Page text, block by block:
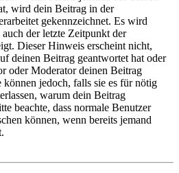
wird dein Beitrag in der
gekennzeichnet. Es wird
der letzte Zeitpunkt der
Dieser Hinweis erscheint nicht,
deinen Beitrag geantwortet hat oder
oder Moderator deinen Beitrag
können jedoch, falls sie es für nötig
warum dein Beitrag
beachte, dass normale Benutzer
können, wenn bereits jemand